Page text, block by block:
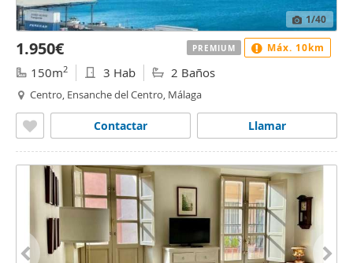
1/40
1.950€
150m2 3 Hab 2 Baños
Centro, Ensanche del Centro, Málaga
Llamar
Contactar
PREMIUM Máx. 10km